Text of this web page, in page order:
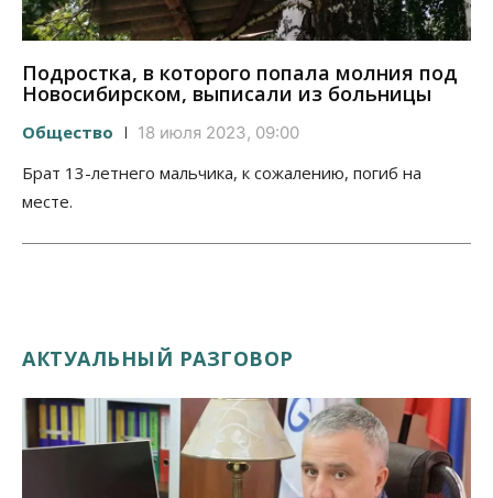
Подростка, в которого попала молния под
Новосибирском, выписали из больницы
Общество 18 июля 2023, 09:00
Брат 13-летнего мальчика, к сожалению, погиб на
месте.
АКТУАЛЬНЫЙ РАЗГОВОР